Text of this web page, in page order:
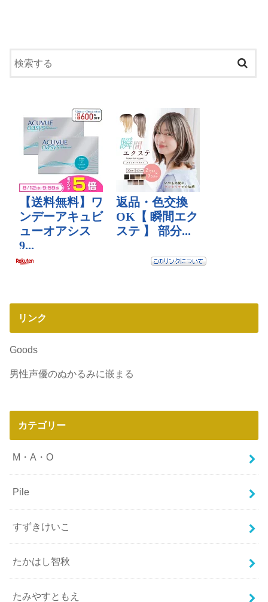
リンク
Goods
男性声優のぬかるみに嵌まる
カテゴリー
M・A・O
Pile
すずきけいこ
たかはし智秋
たみやすともえ